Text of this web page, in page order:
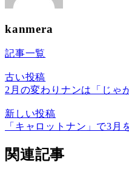
kanmera
記事一覧
古い投稿
2月の変わりナンは「じゃ
新しい投稿
「キャロットナン」で3月
関連記事